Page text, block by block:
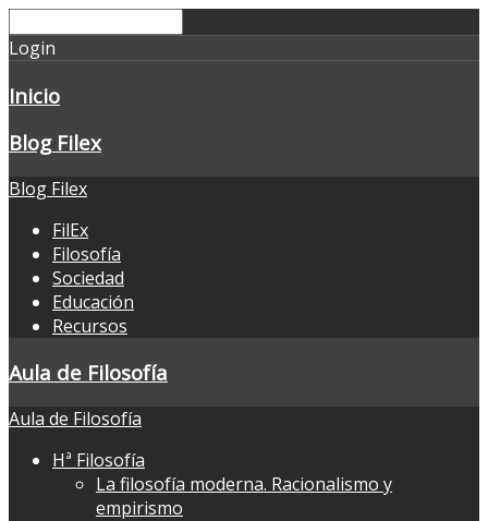
Login
Inicio
Blog Filex
Blog Filex
FilEx
Filosofía
Sociedad
Educación
Recursos
Aula de Filosofía
Aula de Filosofía
Hª Filosofía
La filosofía moderna. Racionalismo y
empirismo